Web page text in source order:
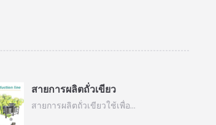
สายการผลิตถั่วเขียว
สายการผลิตถั่วเขียวใช้เพื่อ…